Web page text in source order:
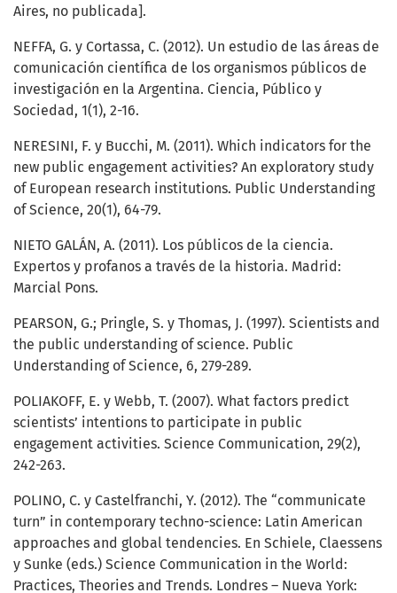
Aires, no publicada].
NEFFA, G. y Cortassa, C. (2012). Un estudio de las áreas de
comunicación científica de los organismos públicos de
investigación en la Argentina. Ciencia, Público y
Sociedad, 1(1), 2-16.
NERESINI, F. y Bucchi, M. (2011). Which indicators for the
new public engagement activities? An exploratory study
of European research institutions. Public Understanding
of Science, 20(1), 64-79.
NIETO GALÁN, A. (2011). Los públicos de la ciencia.
Expertos y profanos a través de la historia. Madrid:
Marcial Pons.
PEARSON, G.; Pringle, S. y Thomas, J. (1997). Scientists and
the public understanding of science. Public
Understanding of Science, 6, 279-289.
POLIAKOFF, E. y Webb, T. (2007). What factors predict
scientists’ intentions to participate in public
engagement activities. Science Communication, 29(2),
242-263.
POLINO, C. y Castelfranchi, Y. (2012). The “communicate
turn” in contemporary techno-science: Latin American
approaches and global tendencies. En Schiele, Claessens
y Sunke (eds.) Science Communication in the World:
Practices, Theories and Trends. Londres – Nueva York: